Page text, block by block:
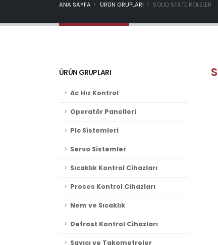
ANA SAYFA ÜRÜN GRUPLARI SOLID STATE RÖLELER
ÜRÜN GRUPLARI
Ac Hız Kontrol
Operatör Panelleri
Plc Sistemleri
Servo Sistemler
Sıcaklık Kontrol Cihazları
Proses Kontrol Cihazları
Nem ve Sıcaklık
Defrost Kontrol Cihazları
Sayıcı ve Takometreler